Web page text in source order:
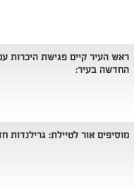
ראש העיר קיים פגישת היכרות
החדשה בעיר:
מוסיפים אור לטיילת: